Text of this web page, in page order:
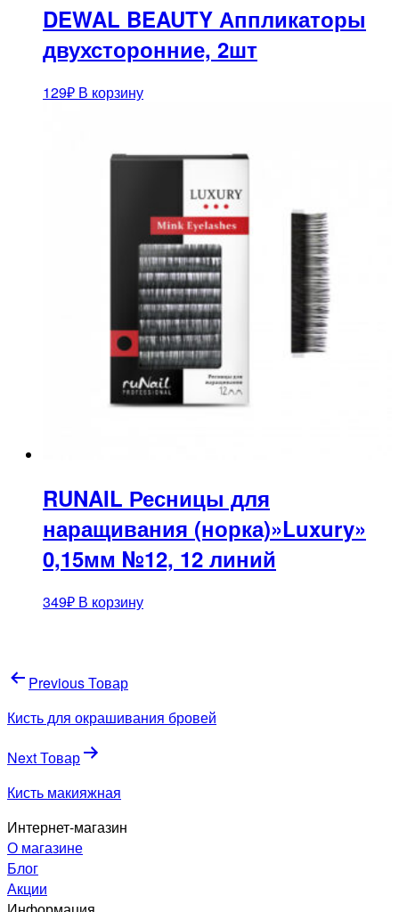
DEWAL BEAUTY Аппликаторы
двухсторонние, 2шт
129₽ В корзину
RUNAIL Ресницы для
наращивания (норка)»Luxury»
0,15мм №12, 12 линий
349₽ В корзину
Навигация
по
записям
Previous Товар
Кисть для окрашивания бровей
Next Товар
Кисть макияжная
Интернет-магазин
О магазине
Блог
Акции